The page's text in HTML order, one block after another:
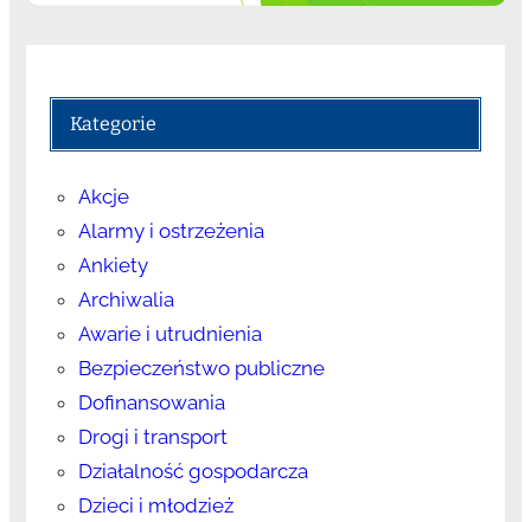
Kategorie
Akcje
Alarmy i ostrzeżenia
Ankiety
Archiwalia
Awarie i utrudnienia
Bezpieczeństwo publiczne
Dofinansowania
Drogi i transport
Działalność gospodarcza
Dzieci i młodzież